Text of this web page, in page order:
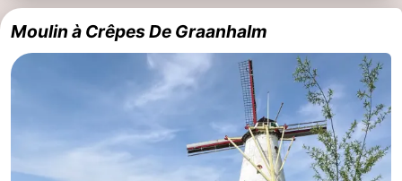
Mantelingen
Zoutelande
-
Vlissingen
-
Moulin à Crêpes De Graanhalm